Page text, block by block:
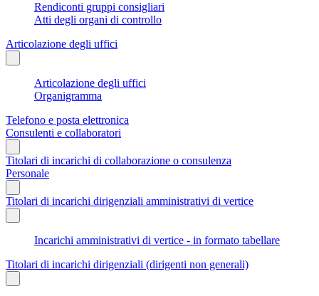
Rendiconti gruppi consigliari
Atti degli organi di controllo
Articolazione degli uffici
Articolazione degli uffici
Organigramma
Telefono e posta elettronica
Consulenti e collaboratori
Titolari di incarichi di collaborazione o consulenza
Personale
Titolari di incarichi dirigenziali amministrativi di vertice
Incarichi amministrativi di vertice - in formato tabellare
Titolari di incarichi dirigenziali (dirigenti non generali)